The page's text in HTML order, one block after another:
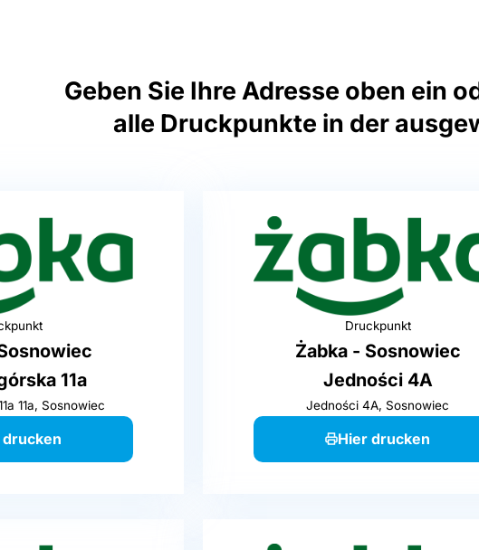
Geben Sie Ihre Adresse oben ein
alle Druckpunkte in der
11a
11a, Sosnowiec
drucken
Druckpunkt
Żabka - Sosnowiec
Jedności 4A
Jedności 4A, Sosnowiec
Hier drucken